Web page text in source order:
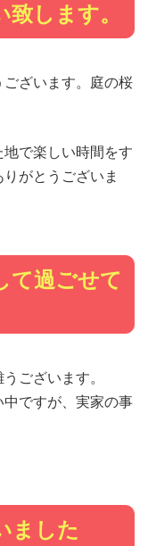
します。
ざいます。庭の桜
で楽しい時間をす
がとうございま
て過ごせて
ございます。
ですが、実家の事
ました